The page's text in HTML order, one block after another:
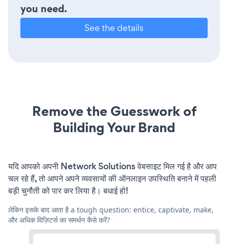
you need.
See the details
Remove the Guesswork of
Building Your Brand
यदि आपको अपनी Network Solutions वेबसाइट मिल गई है और आप
चल रहे हैं, तो आपने अपने व्यवसायों की ऑनलाइन उपस्थिति बनाने में पहली
बड़ी चुनौती को पार कर लिया है। बधाई हो!
लेकिन इसके बाद आता है a tough question: entice, captivate, make,
और अधिक विज़िटर्स का समर्थन कैसे करें?